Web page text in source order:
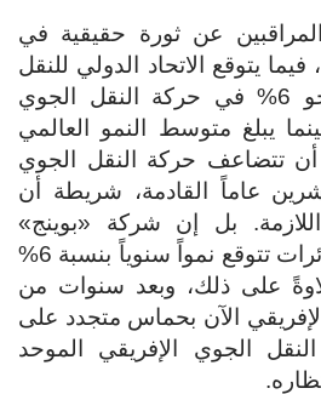
عن ثورة حقيقية في
يتوقع الاتحاد الدولي للنقل
الجوي (إياتا) نمواً بنحو 6% في حركة النقل الجوي
يبلغ متوسط ​​النمو العالمي
أن تتضاعف حركة النقل الجوي
عاماً القادمة، شريطة أن
اللازمة. بل إن شركة «بوينج»
الأمريكية لصناعة الطائرات تتوقع نمواً سنوياً بنسبة 6%
2044م. علاوةً على ذلك، وبعد سنوات من
الإفريقي الآن بحماس متجدد على
الجوي الإفريقي الموحد